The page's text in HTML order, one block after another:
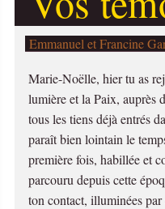
Emmanuel et Francine
Marie-Noëlle, hier tu as
lumière et la Paix, auprès
tous les tiens déjà entrés
paraît bien lointain le
première fois, habillée et
parcouru depuis cette
ton contact, illuminées